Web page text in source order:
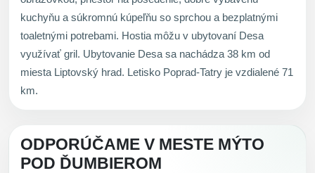
kuchyňu a súkromnú kúpeľňu so sprchou a bezplatnými
toaletnými potrebami. Hostia môžu v ubytovaní Desa
využívať gril. Ubytovanie Desa sa nachádza 38 km od
miesta Liptovský hrad. Letisko Poprad-Tatry je vzdialené 71
km.
ODPORÚČAME V MESTE MÝTO
POD ĎUMBIEROM